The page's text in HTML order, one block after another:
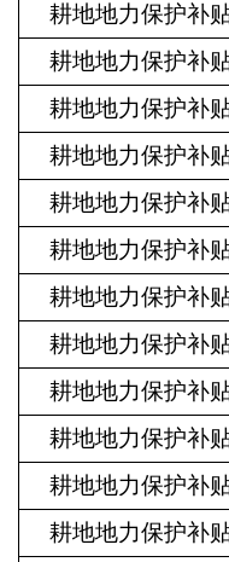
耕地地力保护补
耕地地力保护补
耕地地力保护补
耕地地力保护补
耕地地力保护补
耕地地力保护补
耕地地力保护补
耕地地力保护补
耕地地力保护补
耕地地力保护补
耕地地力保护补
耕地地力保护补